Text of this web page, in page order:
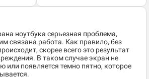
ноутбука серьезная проблема,
связана работа. Как правило, без
скорее всего это результат
В таком случае экран не
или появляется темно пятно, которое